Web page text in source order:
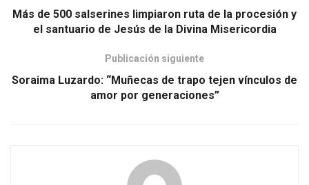
Más de 500 salserines limpiaron ruta de la procesión y
el santuario de Jesús de la Divina Misericordia
Publicación siguiente
Soraima Luzardo: “Muñecas de trapo tejen vínculos de
amor por generaciones”